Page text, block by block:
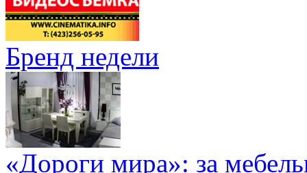
Бренд недели
«Дороги мира»: за